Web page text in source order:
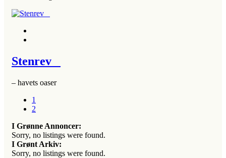
Stenrev
– havets oaser
1
2
I Grønne Annoncer:
Sorry, no listings were found.
I Grønt Arkiv:
Sorry, no listings were found.